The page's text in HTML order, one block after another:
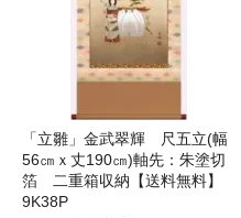
「立雛」金武翠輝 尺五立(幅
56㎝ｘ丈190㎝)軸先：朱塗切
箔 二重箱収納【送料無料】
9K38P